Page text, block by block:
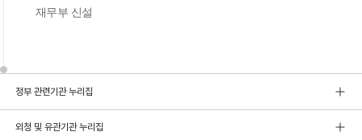
재무부 신설
정부 관련기관 누리집
외청 및 유관기관 누리집